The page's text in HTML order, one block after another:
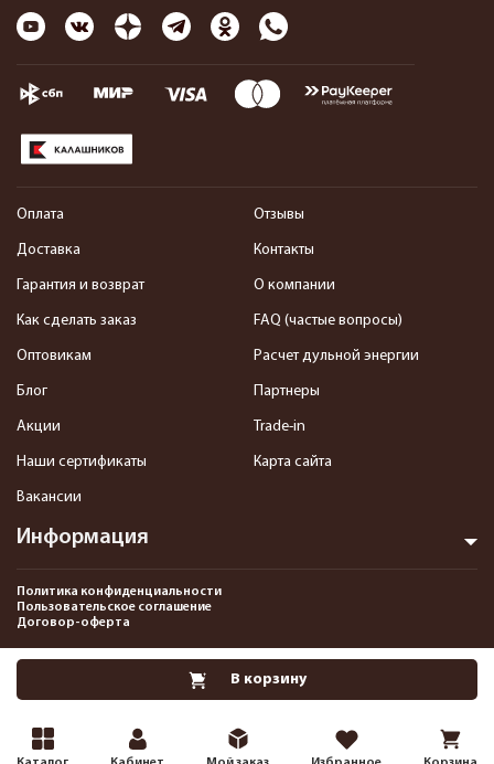
В корзину
Информация
Оплата
Доставка
Гарантия и возврат
Как сделать заказ
Оптовикам
Блог
Акции
Наши сертификаты
Вакансии
Отзывы
Контакты
О компании
FAQ (частые вопросы)
Расчет дульной энергии
Партнеры
Trade-in
Карта сайта
Политика конфиденциальности
Пользовательское соглашение
Договор-оферта
2013-2026 Интернет-магазин пневматики, страйкбола и снаряжения–
Pnevmat24.ru. Все права защищены.©